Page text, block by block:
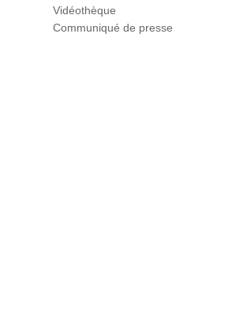
Vidéothèque
Communiqué de presse